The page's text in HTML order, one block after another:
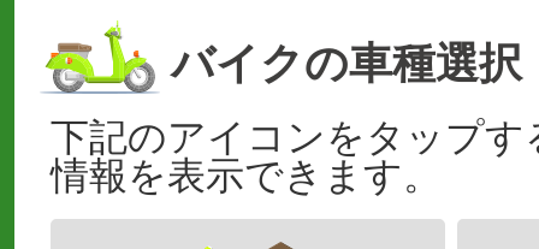
バイクの車種選択
下記のアイコンをタップす
情報を表示できます。